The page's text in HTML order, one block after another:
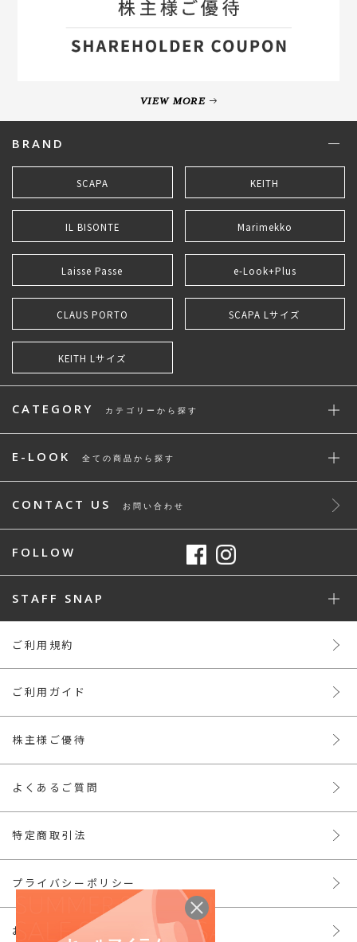
VIEW MORE
BRAND
SCAPA KEITH
IL BISONTE Marimekko
Laisse Passe e-Look+Plus
CLAUS PORTO SCAPA Lサイズ
KEITH Lサイズ
CATEGORY カテゴリーから探す
E-LOOK 全ての商品から探す
CONTACT US お問い合わせ
FOLLOW
STAFF SNAP
ご利用規約
ご利用ガイド
株主様ご優待
よくあるご質問
特定商取引法
プライバシーポリシー
お問い合わせ